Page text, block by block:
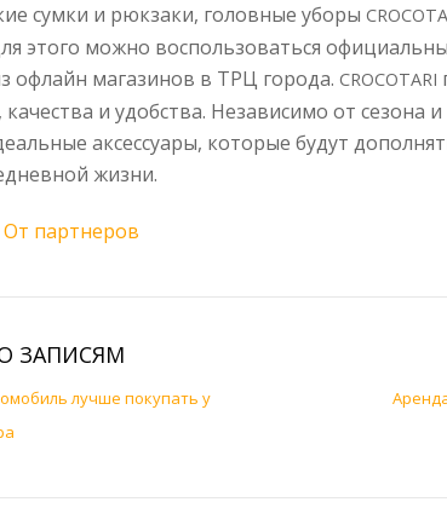
сумки и рюкзаки, головные уборы
этого можно воспользоваться
офлайн магазинов в ТРЦ города. CROCOTARI
качества и удобства. Независимо от сезона
аксессуары, которые будут
жизни.
От партнеров
ЗАПИСЯМ
лучше покупать у